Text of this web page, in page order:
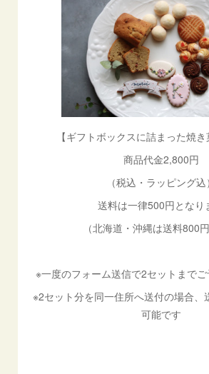
【ギフトボックスに詰まった焼き
商品代金2,800円
（税込・ラッピング込）
送料は一律500円となり
（北海道・沖縄は送料800円
※一度のフォーム送信で2セットまで
※2セット分を同一住所へ送付の場合、
可能です